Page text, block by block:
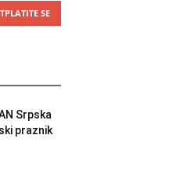
SE
Srpska
praznik